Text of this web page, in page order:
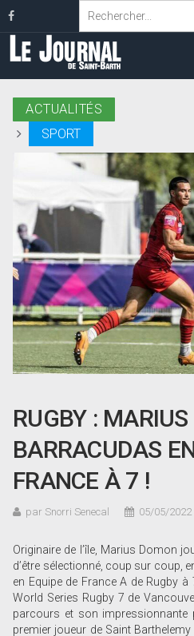
ACTUALITÉS
SPORT
RUGBY :
BARRACUDAS
FRANCE À 7 !
par Snorri Senecal 05/05/2022
Originaire de l’île, Marius Domon
d’être sélectionné, coup sur coup,
en Equipe de France A de Rugby
World Series Rugby 7 de
parcours et son
premier joueur de Saint